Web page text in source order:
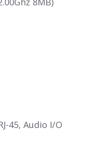
45, Audio I/O